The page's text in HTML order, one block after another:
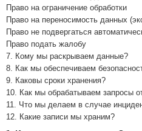
Право на ограничение обработки
Право на переносимость данных
Право не подвергаться
Право подать жалобу
7. Кому мы раскрываем данные?
8. Как мы обеспечиваем
9. Каковы сроки хранения?
10. Как мы обрабатываем запросы
11. Что мы делаем в случае
12. Какие записи мы храним?